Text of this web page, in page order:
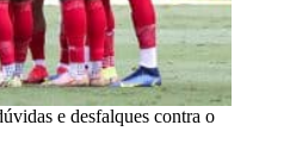
e desfalques contra o